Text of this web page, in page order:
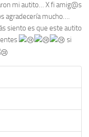
mi autito… X fi amig@s
agradecería mucho….
siento es que este autito
si